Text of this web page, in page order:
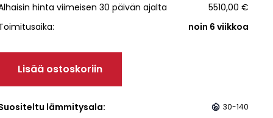
PIHAKEITTIÖT
hinta viimeisen 30 päivän ajalta 5510,00 €
noin 6 viikkoa
Lisää ostoskoriin
lämmitysala: 30-140